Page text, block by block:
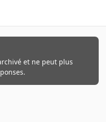
et ne peut plus